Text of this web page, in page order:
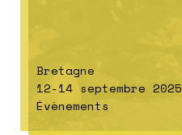
Bretagne
12-14 septembre 2025
Évènements